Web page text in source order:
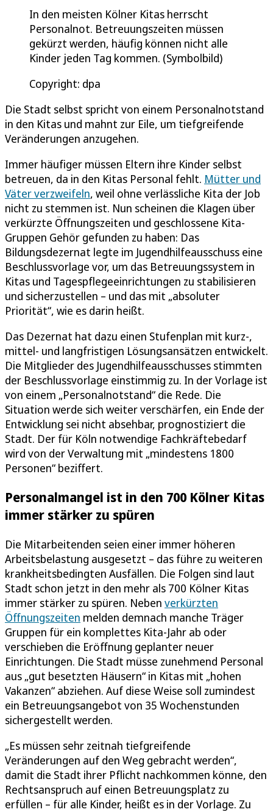
In den meisten Kölner Kitas herrscht
Personalnot. Betreuungszeiten müssen
gekürzt werden, häufig können nicht alle
Kinder jeden Tag kommen. (Symbolbild)
Copyright: dpa
Die Stadt selbst spricht von einem Personalnotstand
in den Kitas und mahnt zur Eile, um tiefgreifende
Veränderungen anzugehen.
Immer häufiger müssen Eltern ihre Kinder selbst
betreuen, da in den Kitas Personal fehlt. Mütter und
Väter verzweifeln, weil ohne verlässliche Kita der Job
nicht zu stemmen ist. Nun scheinen die Klagen über
verkürzte Öffnungszeiten und geschlossene Kita-
Gruppen Gehör gefunden zu haben: Das
Bildungsdezernat legte im Jugendhilfeausschuss eine
Beschlussvorlage vor, um das Betreuungssystem in
Kitas und Tagespflegeeinrichtungen zu stabilisieren
und sicherzustellen – und das mit „absoluter
Priorität“, wie es darin heißt.
Das Dezernat hat dazu einen Stufenplan mit kurz-,
mittel- und langfristigen Lösungsansätzen entwickelt.
Die Mitglieder des Jugendhilfeausschusses stimmten
der Beschlussvorlage einstimmig zu. In der Vorlage ist
von einem „Personalnotstand“ die Rede. Die
Situation werde sich weiter verschärfen, ein Ende der
Entwicklung sei nicht absehbar, prognostiziert die
Stadt. Der für Köln notwendige Fachkräftebedarf
wird von der Verwaltung mit „mindestens 1800
Personen“ beziffert.
Personalmangel ist in den 700 Kölner Kitas
immer stärker zu spüren
Die Mitarbeitenden seien einer immer höheren
Arbeitsbelastung ausgesetzt – das führe zu weiteren
krankheitsbedingten Ausfällen. Die Folgen sind laut
Stadt schon jetzt in den mehr als 700 Kölner Kitas
immer stärker zu spüren. Neben verkürzten
Öffnungszeiten melden demnach manche Träger
Gruppen für ein komplettes Kita-Jahr ab oder
verschieben die Eröffnung geplanter neuer
Einrichtungen. Die Stadt müsse zunehmend Personal
aus „gut besetzten Häusern“ in Kitas mit „hohen
Vakanzen“ abziehen. Auf diese Weise soll zumindest
ein Betreuungsangebot von 35 Wochenstunden
sichergestellt werden.
„Es müssen sehr zeitnah tiefgreifende
Veränderungen auf den Weg gebracht werden“,
damit die Stadt ihrer Pflicht nachkommen könne, den
Rechtsanspruch auf einen Betreuungsplatz zu
erfüllen – für alle Kinder, heißt es in der Vorlage. Zu